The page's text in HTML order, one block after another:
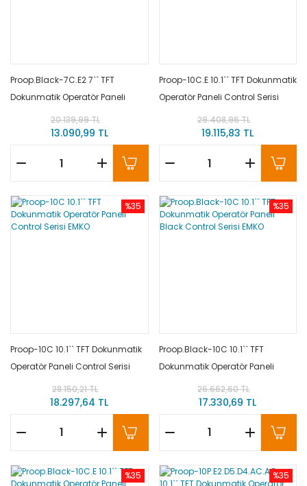
Proop.Black-7C.E2 7`` TFT
Dokunmatik Operatör Paneli
Black Control Serisi EMKO
20.139,99 TL
13.090,99 TL
Proop-10C.E 10.1`` TFT Dokunmatik
Operatör Paneli Control Serisi
29.408,96 TL
19.115,83 TL
%35
Proop-10C 10.1`` TFT Dokunmatik
Operatör Paneli Control Serisi
28.150,21 TL
18.297,64 TL
%35
Proop.Black-10C 10.1`` TFT
Dokunmatik Operatör Paneli
Black Control Serisi EMKO
26.662,60 TL
17.330,69 TL
%35 %35